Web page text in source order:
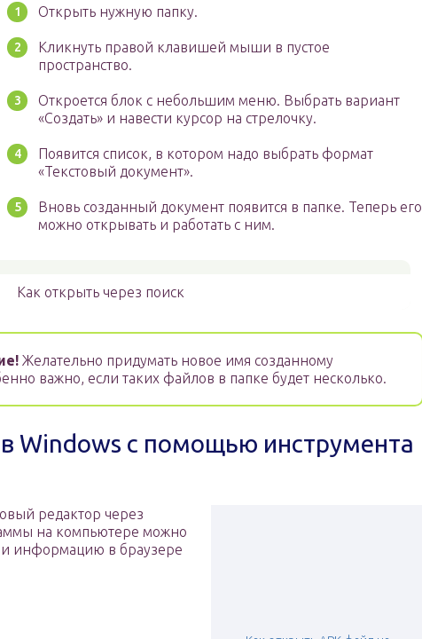
Открыть нужную папку.
Кликнуть правой клавишей мыши в пустое
пространство.
Откроется блок с небольшим меню. Выбрать вариант
«Создать» и навести курсор на стрелочку.
Появится список, в котором надо выбрать формат
«Текстовый документ».
Вновь созданный документ появится в папке. Теперь его
можно открывать и работать с ним.
Как открыть через поиск
Желательно придумать новое имя созданному
важно, если таких файлов в папке будет несколько.
Windows с помощью инструмента
редактор через
на компьютере можно
и информацию в браузере